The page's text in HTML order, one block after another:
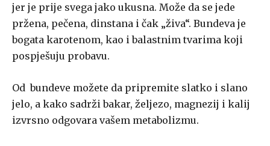
jer je prije svega jako ukusna. Može da se jede
pržena, pečena, dinstana i čak „živa“. Bundeva je
bogata karotenom, kao i balastnim tvarima koji
pospješuju probavu.
Od bundeve možete da pripremite slatko i slano
jelo, a kako sadrži bakar, željezo, magnezij i kalij
izvrsno odgovara vašem metabolizmu.